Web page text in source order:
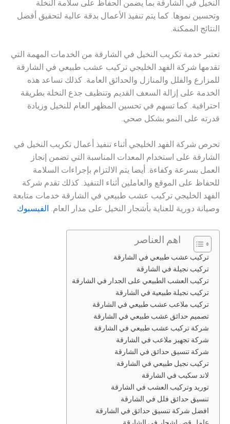
النخيل في الشارقة بما يضمن الحفاظ على سلامة النخلة
وتحسين نموها. كما يتم تنفيذ الأعمال بدقة عالية لتحقيق أفضل
النتائج الممكنة.
تعتبر خدمة تكريب النخيل في الشارقة من الخدمات المهمة التي
تقدمها شركة الفهد الخليجي تركيب عشب طبيعي في الشارقة
للمزارع والفلل والمنازل والحدائق العامة. كذلك تساعد هذه
الخدمة على إزالة السعف القديم وتنظيف جذع النخلة بطريقة
احترافية. كما تسهم في تحسين المظهر العام للنخيل وزيادة
قدرته على النمو بشكل صحي.
تحرص شركة الفهد الخليجي أثناء تنفيذ أعمال تكريب النخيل في
الشارقة على استخدام المعدات المناسبة التي تضمن إنجاز
العمل بسرعة وكفاءة. أيضا يتم الالتزام بإجراءات السلامة
للحفاظ على الموقع والعاملين أثناء التنفيذ. كذلك تقدم شركة
الفهد الخليجي تركيب عشب طبيعي في الشارقة خدمات متابعة
وصيانة دورية للعناية بأشجار النخيل على مدار العام. الفيسبوك
اهم العناصر
تركيب عشب طبيعي في الشارقة
تركيب نجيلة في الشارقة
تركيب العشب الطبيعي على الجدار في الشارقة
تركيب نجيلة طبيعية في الشارقة
تركيب ملاعب عشب طبيعي في الشارقة
تصميم حدائق عشب طبيعي في الشارقة
شركة تركيب عشب طبيعي في الشارقة
شركة تجهيز ملاعب في الشارقة
شركة تنسيق حدائق في الشارقة
تركيب نجيل طبيعي في الشارقة
لاند سكيب في الشارقة
توريد وتركيب العشب في الشارقة
تنسيق حدائق فلل في الشارقة
افضل شركة تنسيق حدائق في الشارقة